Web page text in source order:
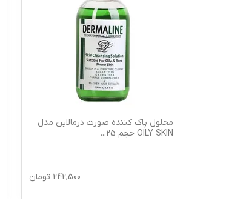
محلول پاک کننده صورت درمالاین مدل
OILY SKIN حجم 25
...
242,500 تومان